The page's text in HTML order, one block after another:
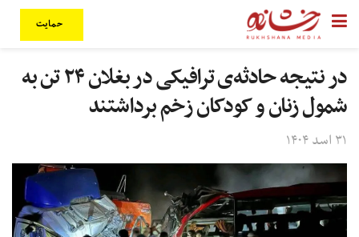
حمایت
در نتیجه حادثه‌ی ترافیکی در بغلان ۲۴ تن به
شمول زنان و کودکان زخم برداشتند
۳۱ اسد ۱۴۰۴